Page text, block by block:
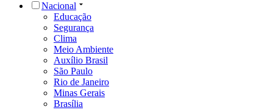
Nacional
Educação
Segurança
Clima
Meio Ambiente
Auxílio Brasil
São Paulo
Rio de Janeiro
Minas Gerais
Brasília